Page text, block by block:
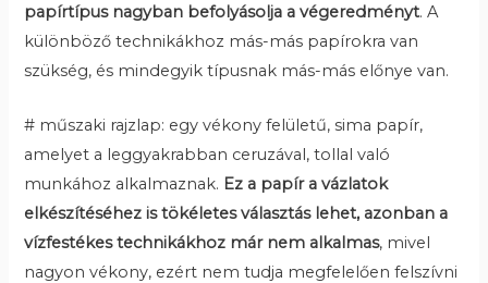
papírtípus nagyban befolyásolja a végeredményt. A
különböző technikákhoz más-más papírokra van
szükség, és mindegyik típusnak más-más előnye van.
# műszaki rajzlap: egy vékony felületű, sima papír,
amelyet a leggyakrabban ceruzával, tollal való
munkához alkalmaznak. Ez a papír a vázlatok
elkészítéséhez is tökéletes választás lehet, azonban a
vízfestékes technikákhoz már nem alkalmas, mivel
nagyon vékony, ezért nem tudja megfelelően felszívni